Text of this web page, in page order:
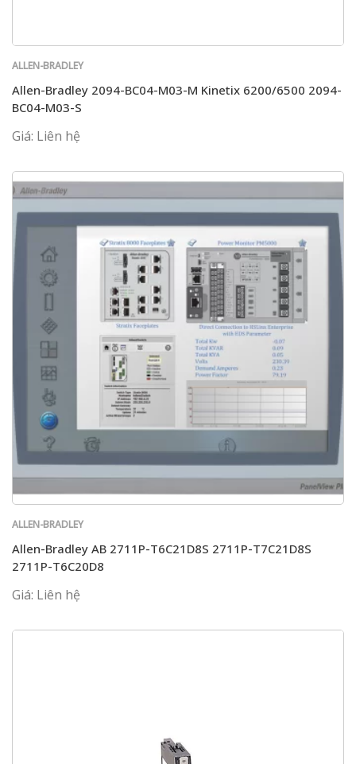
ALLEN-BRADLEY
Allen-Bradley 2094-BC04-M03-M Kinetix 6200/6500 2094-
BC04-M03-S
Giá: Liên hệ
ALLEN-BRADLEY
Allen-Bradley AB 2711P-T6C21D8S 2711P-T7C21D8S
2711P-T6C20D8
Giá: Liên hệ